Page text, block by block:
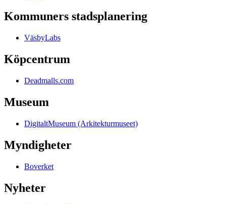
Kommuners stadsplanering
VäsbyLabs
Köpcentrum
Deadmalls.com
Museum
DigitaltMuseum (Arkitekturmuseet)
Myndigheter
Boverket
Nyheter